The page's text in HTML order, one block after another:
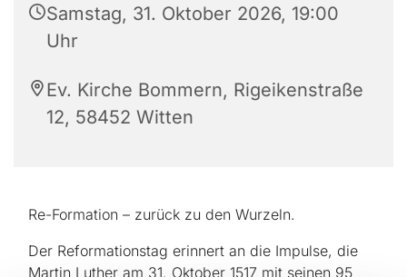
Samstag, 31. Oktober 2026, 19:00
Uhr
Ev. Kirche Bommern, Rigeikenstraße
12, 58452 Witten
Re-Formation – zurück zu den Wurzeln.
Der Reformationstag erinnert an die Impulse, die
Martin Luther am 31. Oktober 1517 mit seinen 95